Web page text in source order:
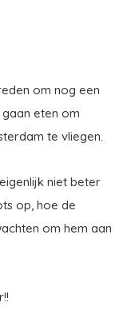
om nog een
eten om
te vliegen.
niet beter
op, hoe de
om hem aan